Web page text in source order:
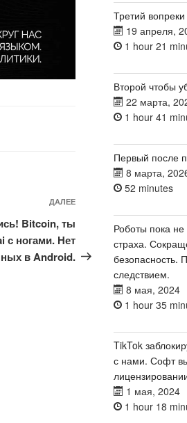
Следующая
запись
ДАЛЕЕ
Bitcoin, ты
с ногами. Нет
в Android.
Третий
19 апреля,
1 hour 21
Второй чтобы
22 марта,
1 hour 41
Первый после
8 марта,
52 minutes
Роботы пока
страха.
безопасность.
следствием.
8 мая, 2024
1 hour 35
TikTok
с нами. Софт
1 мая, 2024
1 hour 18